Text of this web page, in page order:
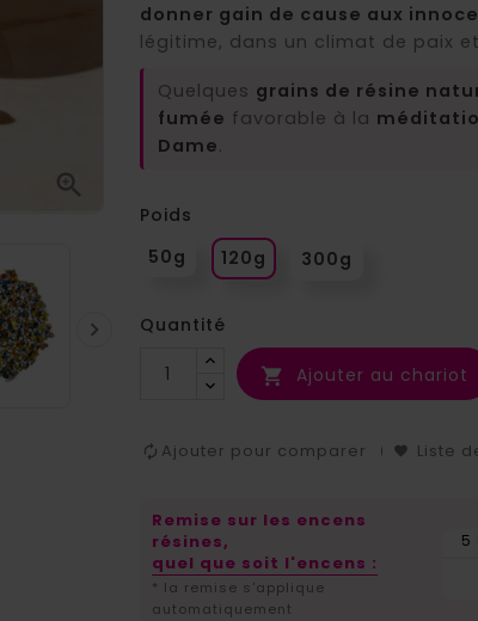


donner gain de cause aux
légitime, dans un climat de paix
Quelques grains de résine
fumée favorable à la
Dame.
Poids
50g
120g 300g
Quantité
 Ajouter au chariot
Ajouter pour comparer Liste
Remise sur les encens
résines,
quel que soit l'encens :
* la remise s'applique
automatiquement
5